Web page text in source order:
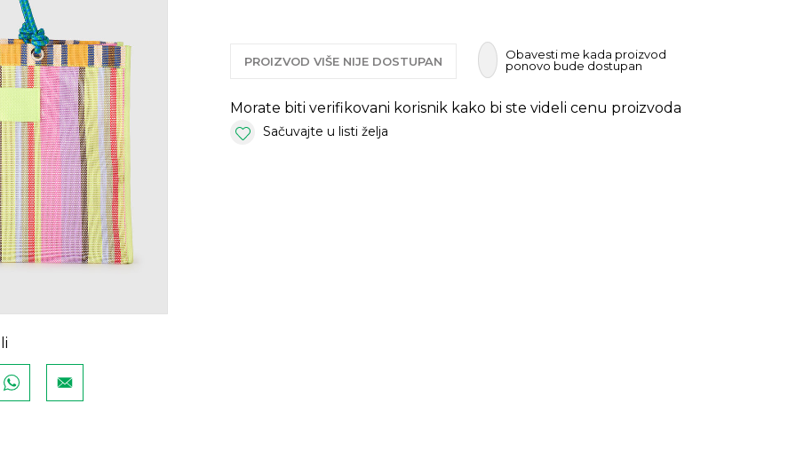
PROIZVOD VIŠE NIJE DOSTUPAN
Obavesti me kada proizvod
ponovo bude dostupan
Morate biti verifikovani korisnik kako bi ste videli cenu proizvoda
Sačuvajte u listi želja